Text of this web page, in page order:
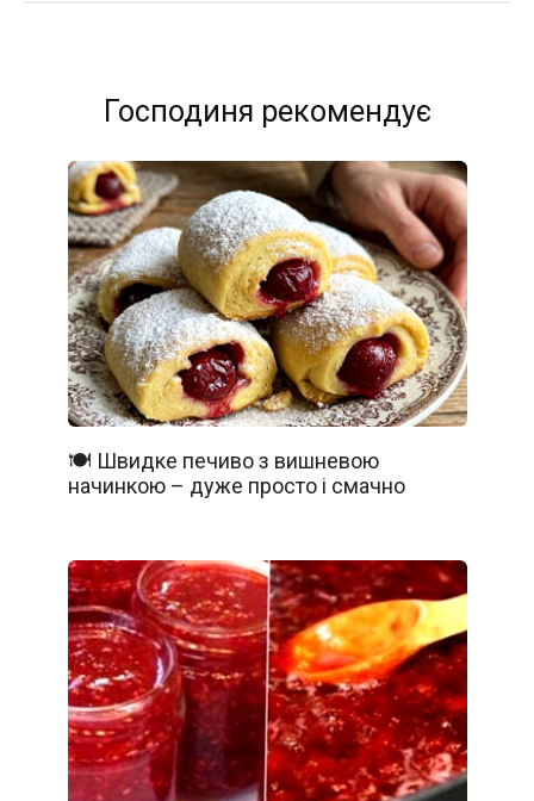
Господиня рекомендує
🍽️ Швидке печиво з вишневою
начинкою – дуже просто і смачно